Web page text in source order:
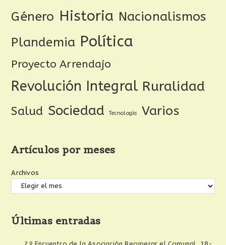
Género Historia Nacionalismos
Plandemia Política
Proyecto Arrendajo
Revolución Integral Ruralidad
Salud Sociedad Tecnología Varios
Artículos por meses
Archivos
Últimas entradas